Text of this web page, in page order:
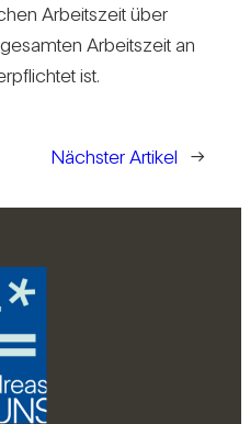
Arbeits­zeit über
Arbeits­zeit an
ist.
Nächster Artikel
→